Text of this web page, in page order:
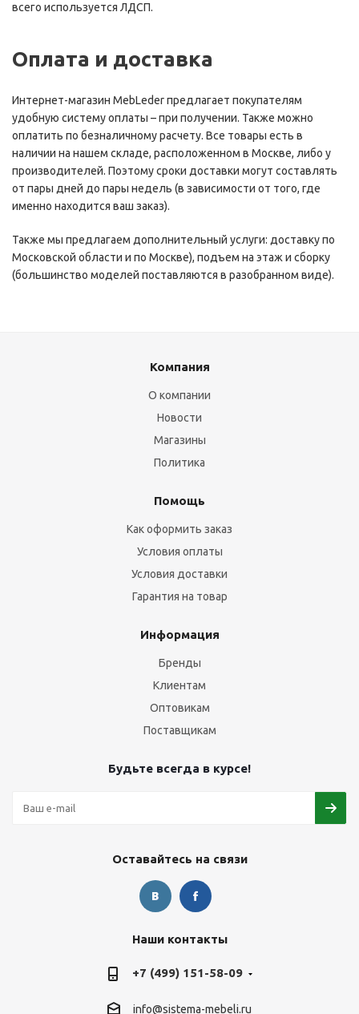
всего используется ЛДСП.
Оплата и доставка
Интернет-магазин MebLeder предлагает покупателям
удобную систему оплаты – при получении. Также можно
оплатить по безналичному расчету. Все товары есть в
наличии на нашем складе, расположенном в Москве, либо у
производителей. Поэтому сроки доставки могут составлять
от пары дней до пары недель (в зависимости от того, где
именно находится ваш заказ).
Также мы предлагаем дополнительный услуги: доставку по
Московской области и по Москве), подъем на этаж и сборку
(большинство моделей поставляются в разобранном виде).
Компания
О компании
Новости
Магазины
Политика
Помощь
Как оформить заказ
Условия оплаты
Условия доставки
Гарантия на товар
Информация
Бренды
Клиентам
Оптовикам
Поставщикам
Будьте всегда в курсе!
Оставайтесь на связи
Наши контакты
+7 (499) 151-58-09
info@sistema-mebeli.ru